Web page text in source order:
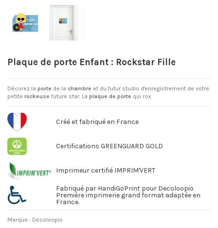
Plaque de porte Enfant : Rockstar Fille
Décorez la porte de la chambre et du futur studio d'enregistrement de votre
petite rockeuse future star. La plaque de porte qui rox.
Créé et fabriqué en France
Certifications GREENGUARD GOLD
Imprimeur certifié IMPRIM'VERT
Fabriqué par HandiGoPrint pour Decoloopio
Première imprimerie grand format adaptée en
France.
Marque : Decoloopio